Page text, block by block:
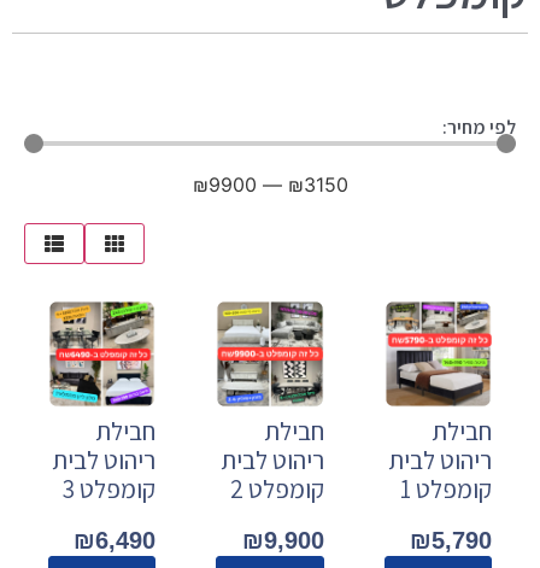
לפי מחיר:
₪3150
—
₪9900
חבילת
ריהוט לבית
קומפלט 1
₪5,790
חבילת
ריהוט לבית
קומפלט 2
₪9,900
חבילת
ריהוט לבית
קומפלט 3
₪6,490